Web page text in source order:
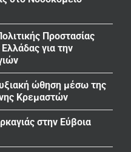
Προστασίας
για την
ώθηση μέσω της
Κρεμαστών
στην Εύβοια